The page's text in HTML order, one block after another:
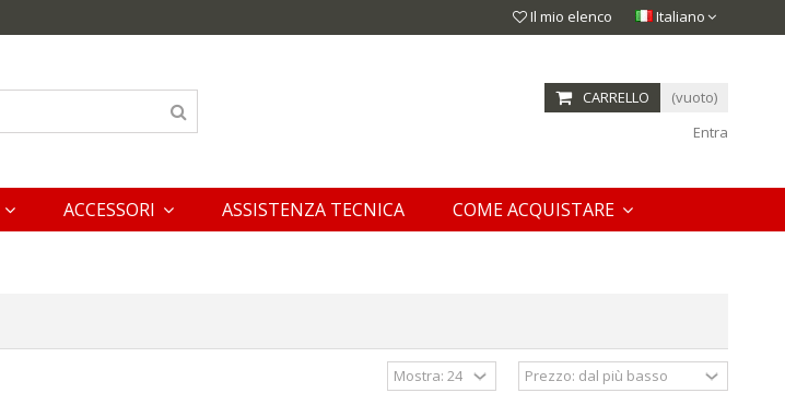
Italiano
Il mio elenco
CARRELLO
(vuoto)
Entra
ACCESSORI ASSISTENZA TECNICA COME ACQUISTARE